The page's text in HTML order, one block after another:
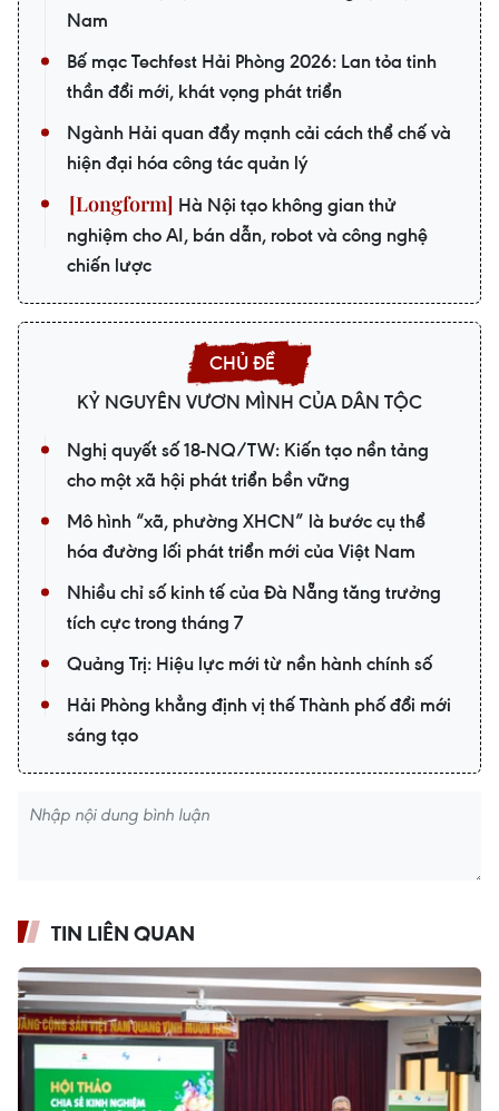
Nam
Bế mạc Techfest Hải Phòng 2026: Lan tỏa tinh
thần đổi mới, khát vọng phát triển
Ngành Hải quan đẩy mạnh cải cách thể chế và
hiện đại hóa công tác quản lý
Hà Nội tạo không gian thử
nghiệm cho AI, bán dẫn, robot và công nghệ
chiến lược
KỶ NGUYÊN VƯƠN MÌNH CỦA DÂN TỘC
Nghị quyết số 18-NQ/TW: Kiến tạo nền tảng
cho một xã hội phát triển bền vững
Mô hình “xã, phường XHCN” là bước cụ thể
hóa đường lối phát triển mới của Việt Nam
Nhiều chỉ số kinh tế của Đà Nẵng tăng trưởng
tích cực trong tháng 7
Quảng Trị: Hiệu lực mới từ nền hành chính số
Hải Phòng khẳng định vị thế Thành phố đổi mới
sáng tạo
TIN LIÊN QUAN